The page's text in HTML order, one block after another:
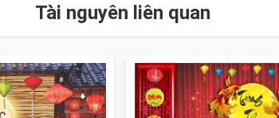
Tài nguyên liên quan